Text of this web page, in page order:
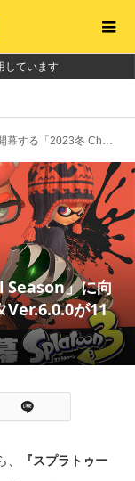
しています
に向け『スプラトゥーン3』更新データVer.6.0.0が11月30日10時より配信に
Season」に向
Ver.6.0.0が11
、 『スプラトゥー